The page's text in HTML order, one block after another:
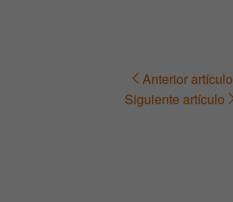
Navegación Anterior artículo
Siguiente artículo